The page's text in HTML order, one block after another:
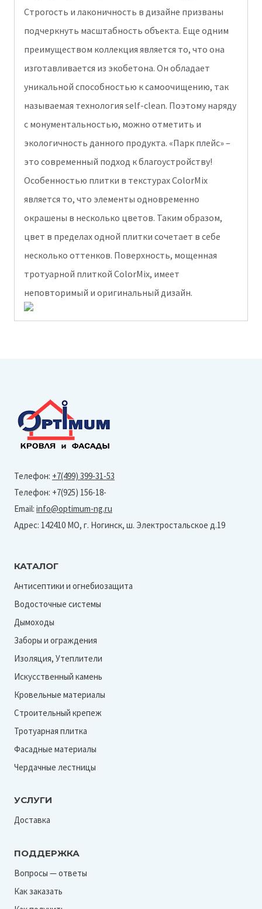
Строгость и лаконичность в дизайне призваны
подчеркнуть масштабность объекта. Еще одним
преимуществом коллекция является то, что она
изготавливается из экобетона. Он обладает
уникальной способностью к самоочищению, так
называемая технология self-clean. Поэтому наряду
с монументальностью, можно отметить и
экологичность данного продукта. «Парк плейс» –
это современный подход к благоустройству!
Особенностью плитки в текстурах ColorMix
является то, что элементы одновременно
окрашены в несколько цветов. Таким образом,
цвет в пределах одной плитки сочетает в себе
несколько оттенков. Поверхность, мощенная
тротуарной плиткой ColorMix, имеет
неповторимый и оригинальный дизайн.
Телефон: +7(499) 399-31-53
Телефон: +7(925) 156-18-
Email: info@optimum-ng.ru
Адрес: 142410 МО, г. Ногинск, ш. Электростальское д.19
КАТАЛОГ
Антисептики и огнебиозащита
Водосточные системы
Дымоходы
Заборы и ограждения
Изоляция, Утеплители
Искусственный камень
Кровельные материалы
Строительный крепеж
Тротуарная плитка
Фасадные материалы
Чердачные лестницы
УСЛУГИ
Доставка
ПОДДЕРЖКА
Вопросы — ответы
Как заказать